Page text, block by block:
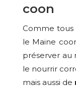
coon
Comme tous
le Maine
préserver au
le nourrir
mais aussi de